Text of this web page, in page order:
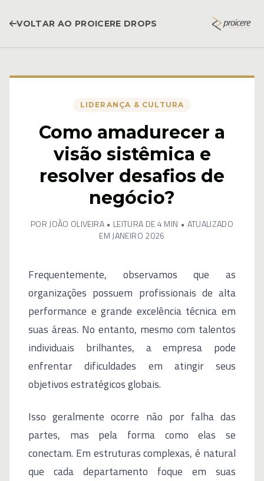
VOLTAR AO PROICERE DROPS
LIDERANÇA & CULTURA
Como amadurecer a
visão sistêmica e
resolver desafios de
negócio?
POR JOÃO OLIVEIRA • LEITURA DE 4 MIN • ATUALIZADO
EM JANEIRO 2026
Frequentemente, observamos que as
organizações possuem profissionais de alta
performance e grande excelência técnica em
suas áreas. No entanto, mesmo com talentos
individuais brilhantes, a empresa pode
enfrentar dificuldades em atingir seus
objetivos estratégicos globais.
Isso geralmente ocorre não por falha das
partes, mas pela forma como elas se
conectam. Em estruturas complexas, é natural
que cada departamento foque em suas